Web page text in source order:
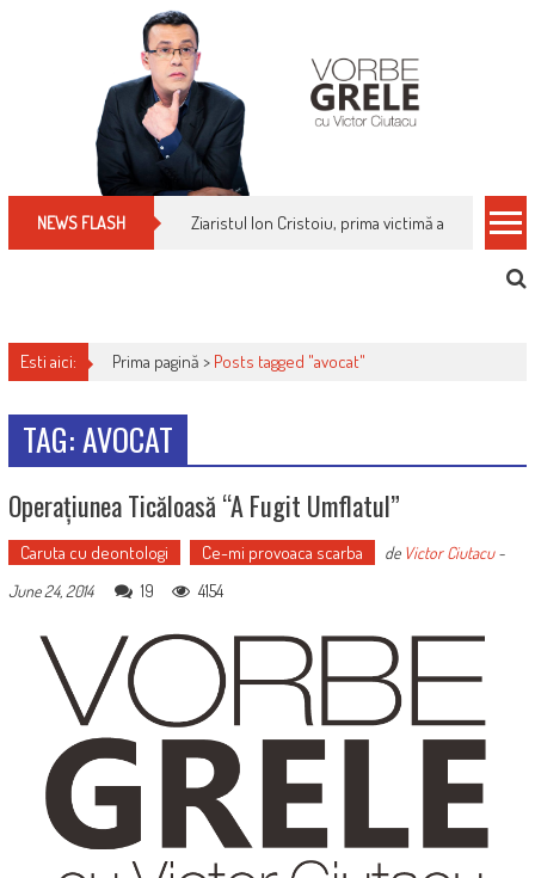
NEWS FLASH Ziaristul Ion Cristoiu, prima victimă a noi
Esti aici: Prima pagină > Posts tagged "avocat"
TAG: AVOCAT
Operațiunea Ticăloasă “a Fugit Umflatul”
Caruta cu deontologi Ce-mi provoaca scarba de Victor Ciutacu-
June 24, 2014
19 4154